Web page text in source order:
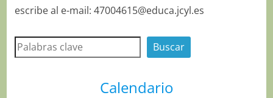
escribe al e-mail: 47004615@educa.jcyl.es
Buscar Buscar
Calendario